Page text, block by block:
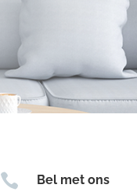
 Bel met ons